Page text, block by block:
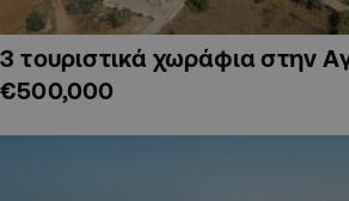
3 τουριστικά χωράφια στην
€500,000